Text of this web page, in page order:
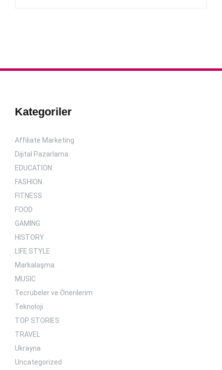
Kategoriler
Affiliate Marketing
Dijital Pazarlama
EDUCATION
FASHION
FITNESS
FOOD
GAMING
HISTORY
LIFE STYLE
Markalaşma
MUSIC
Tecrübeler ve Önerilerim
Teknoloji
TOP STORIES
TRAVEL
Ukrayna
Uncategorized